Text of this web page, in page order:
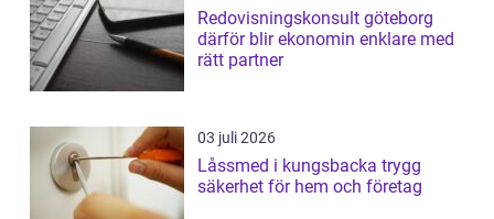
Redovisningskonsult göteborg
därför blir ekonomin enklare med
rätt partner
03 juli 2026
Låssmed i kungsbacka trygg
säkerhet för hem och företag